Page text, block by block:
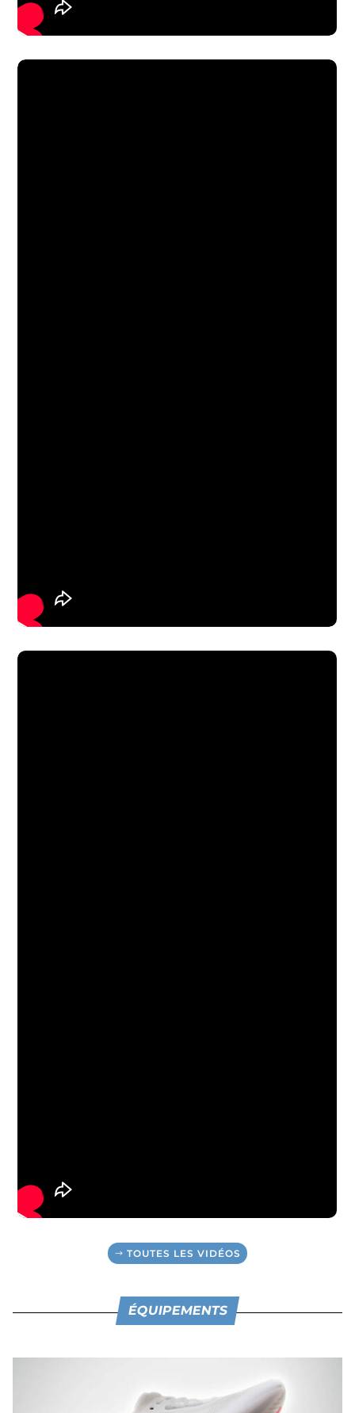
TOUTES LES VIDÉOS
ÉQUIPEMENTS